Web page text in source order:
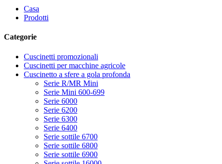
Casa
Prodotti
Categorie
Cuscinetti promozionali
Cuscinetti per macchine agricole
Cuscinetto a sfere a gola profonda
Serie R/MR Mini
Serie Mini 600-699
Serie 6000
Serie 6200
Serie 6300
Serie 6400
Serie sottile 6700
Serie sottile 6800
Serie sottile 6900